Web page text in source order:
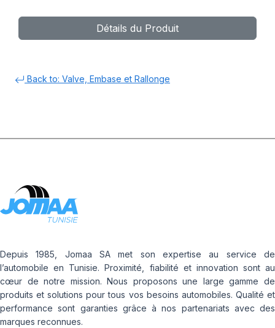
Détails du Produit
Back to: Valve, Embase et Rallonge
Depuis 1985, Jomaa SA met son expertise au service de
l’automobile en Tunisie. Proximité, fiabilité et innovation sont au
cœur de notre mission. Nous proposons une large gamme de
produits et solutions pour tous vos besoins automobiles. Qualité et
performance sont garanties grâce à nos partenariats avec des
marques reconnues.